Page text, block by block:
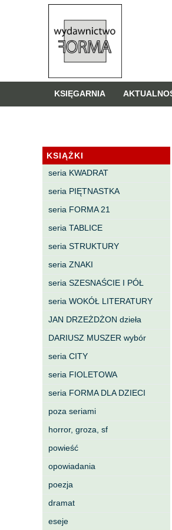
KSIĘGARNIA
KSIĄŻKI
seria KWADRAT
seria PIĘTNASTKA
seria FORMA 21
seria TABLICE
seria STRUKTURY
seria ZNAKI
seria SZESNAŚCIE I PÓŁ
seria WOKÓŁ LITERATURY
JAN DRZEŻDŻON dzieła
DARIUSZ MUSZER wybór
seria CITY
seria FIOLETOWA
seria FORMA DLA DZIECI
poza seriami
horror, groza, sf
powieść
opowiadania
poezja
dramat
eseje